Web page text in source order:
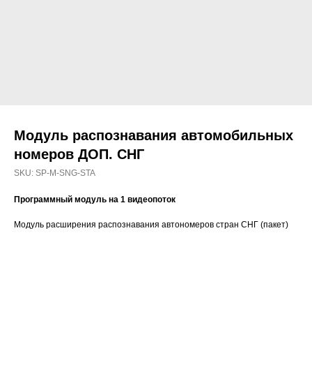
Модуль распознавания автомобильных
номеров ДОП. СНГ
SKU: SP-M-SNG-STA
Программный модуль на 1 видеопоток
Модуль расширения распознавания автономеров стран СНГ (пакет)